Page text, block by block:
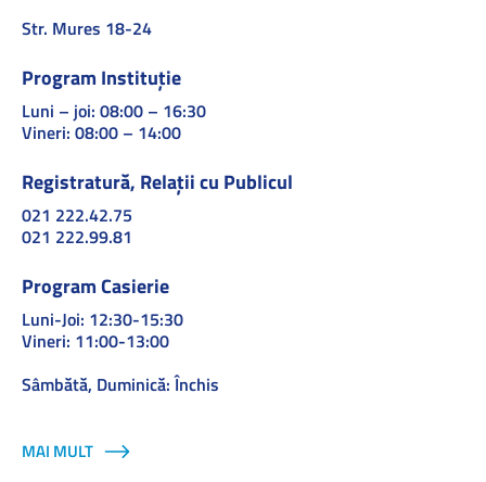
Str. Mures 18-24
Program Instituție
Luni – joi: 08:00 – 16:30
Vineri: 08:00 – 14:00
Registratură, Relații cu Publicul
021 222.42.75
021 222.99.81
Program Casierie
Luni-Joi: 12:30-15:30
Vineri: 11:00-13:00
Sâmbătă, Duminică: Închis
MAI MULT